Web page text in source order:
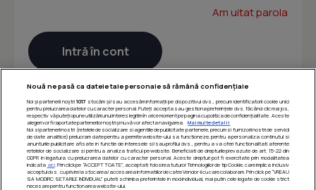
Am uitat parola
Nouă ne pasă ca datele tale personale să rămână confidențiale
Noi și partenerii noștri 1017 stocăm și/sau accesăm informații pe dispozitivul dvs., precum identificatorii cookie unici
pentru prelucrarea datelor cu caracter personal. Puteți accepta sau gestiona preferințele dvs. făcând clic mai jos,
respectiv vă puteți opune utilizării unui interes legitim în orice moment pe pagina cu politica de confidențialitate. Aceste
alegeri vor fi raportate partenerilor noștri și nu vă vor afecta navigarea.
Mai multe detalii
Noi si partenerii nostri (retelele de socializare si agentiile de publicitate partenere, precum si furnizorii nostri de servicii
de date analitice) prelucram date pentru a permite website-ului sa functioneze, pentru a personaliza continutul si
anunturile publicitare afisate in functie de interesele si/sau profilul dvs., pentru a va oferi functionalitati aferente
retelelor de socializare si pentru a analiza traficul pe website. Beneficiati de drepturile prevazute de art. 15-22 din
GDPR in legatura cu prelucrarea datelor cu caracter personal. Aceste drepturi pot fi exercitate prin modalitatea
indicata aici. Prin click pe “ACCEPT TOATE”, acceptati folosirea tuturor Tehnologiilor de tip Cookie, care implica inclusiv
acceptul dvs. cu privire la stocarea/accesarea informatiilor de catre Vendor-ii cu care colaboram. Prin click pe “VREAU
SA MODIFIC SETARILE INDIVIDUAL” puteti schimba preferintele in mod individual, mai putin cele legate de cookie strict
necesare pentru functionarea website-ului.